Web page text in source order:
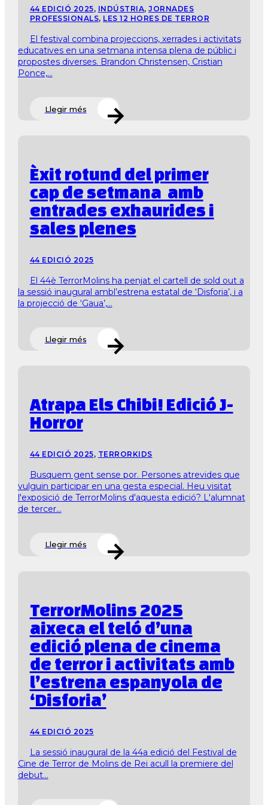
44 EDICIÓ 2025, INDÚSTRIA,JORNADES
PROFESSIONALS, LES 12 HORES DE TERROR
El festival combina projeccions, xerrades i activitats
educatives en una setmana intensa plena de públic i
propostes diverses. Brandon Christensen, Cristian
Ponce,...
Llegir més
Èxit rotund del primer
cap de setmana amb
entrades exhaurides i
sales plenes
44 EDICIÓ 2025
El 44è TerrorMolins ha penjat el cartell de sold out a
la sessió inaugural ambl’estrena estatal de ‘Disforia’, i a
la projecció de ‘Gaua’,...
Llegir més
Atrapa Els Chibi! Edició J-
Horror
44 EDICIÓ 2025, TERRORKIDS
Busquem gent sense por. Persones atrevides que
vulguin participar en una gesta especial. Heu visitat
l'exposició de TerrorMolins d'aquesta edició? L'alumnat
de tercer...
Llegir més
TerrorMolins 2025
aixeca el teló d’una
edició plena de cinema
de terror i activitats amb
l’estrena espanyola de
‘Disforia’
44 EDICIÓ 2025
La sessió inaugural de la 44a edició del Festival de
Cine de Terror de Molins de Rei acull la premiere del
debut...